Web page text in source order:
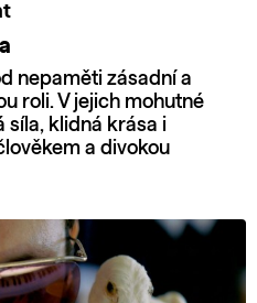
nepaměti zásadní a
roli. V jejich mohutné
síla, klidná krása i
a divokou